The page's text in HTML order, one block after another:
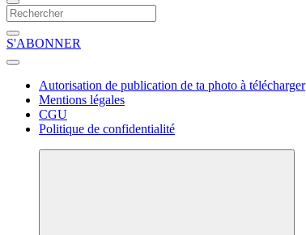
S'ABONNER
Autorisation de publication de ta photo à télécharger
Mentions légales
CGU
Politique de confidentialité